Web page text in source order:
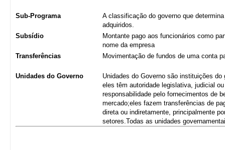
Sub-Programa
A classificação do governo que
adquiridos.
Subsídio
Montante pago aos funcionários como
nome da empresa
Transferências
Movimentação de fundos de uma conta
Unidades do Governo
Unidades do Governo são instituições
eles têm autoridade legislativa, judicial
responsabilidade pelo fornecimentos de
mercado;eles fazem transferências de
direta ou indiretamente, principalmente
setores.Todas as unidades